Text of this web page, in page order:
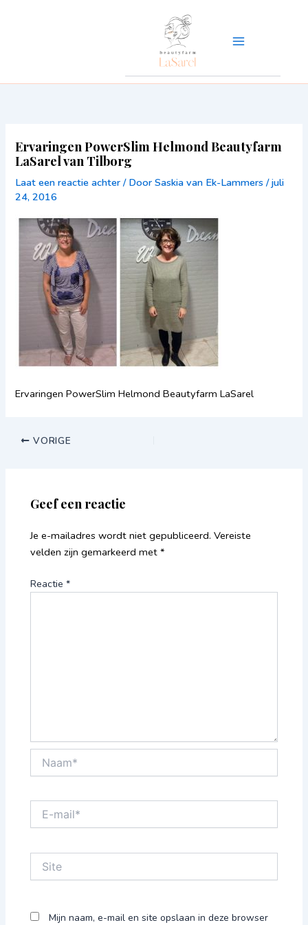
Ervaringen PowerSlim Helmond Beautyfarm
LaSarel van Tilborg
Laat een reactie achter / DoorSaskia van Ek-Lammers/juli
24, 2016
Ervaringen PowerSlim Helmond Beautyfarm LaSarel
VORIGE
Geef een reactie
Je e-mailadres wordt niet gepubliceerd. Vereiste
velden zijn gemarkeerd met*
Reactie*
mail*
Mijn naam, e-mail en site opslaan in deze browser